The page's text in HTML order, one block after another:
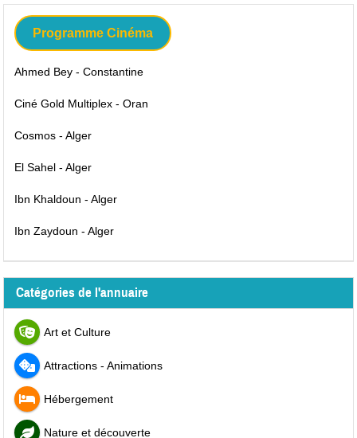
Programme Cinéma
Ahmed Bey - Constantine
Ciné Gold Multiplex - Oran
Cosmos - Alger
El Sahel - Alger
Ibn Khaldoun - Alger
Ibn Zaydoun - Alger
Catégories de l'annuaire
Art et Culture
Attractions - Animations
Hébergement
Nature et découverte